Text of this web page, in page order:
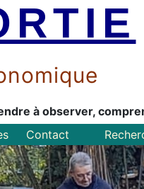
à observer,
Contact